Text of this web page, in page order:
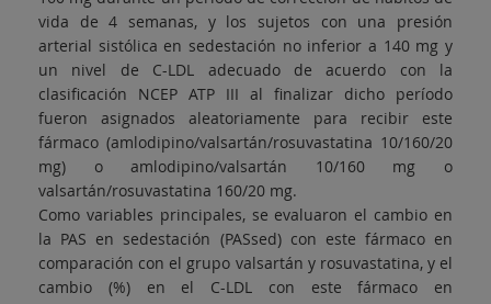
vida de 4 semanas, y los sujetos con una presión
arterial sistólica en sedestación no inferior a 140 mg y
un nivel de C-LDL adecuado de acuerdo con la
clasificación NCEP ATP III al finalizar dicho período
fueron asignados aleatoriamente para recibir este
fármaco (amlodipino/valsartán/rosuvastatina 10/160/20
mg) o amlodipino/valsartán 10/160 mg o
valsartán/rosuvastatina 160/20 mg.
Como variables principales, se evaluaron el cambio en
la PAS en sedestación (PASsed) con este fármaco en
comparación con el grupo valsartán y rosuvastatina, y el
cambio (%) en el C-LDL con este fármaco en